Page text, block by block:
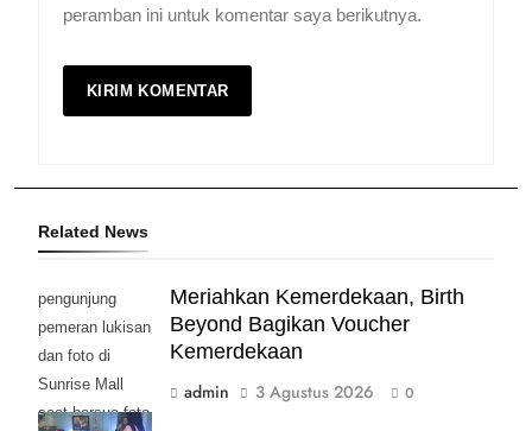
peramban ini untuk komentar saya berikutnya.
Related News
pengunjung
pemeran lukisan
dan foto di
Sunrise Mall
saat bersua foto
Meriahkan Kemerdekaan, Birth
Beyond Bagikan Voucher
Kemerdekaan
admin
3 Agustus 2026 0